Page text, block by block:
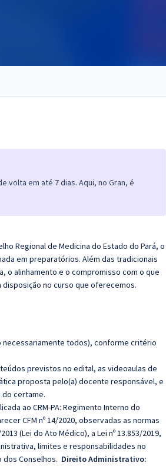
volta em até 7 dias. Aqui, no Gran, é
Regional de Medicina do Estado do Pará, o
em preparatórios. Além das tradicionais
o alinhamento e o compromisso com o que
no curso que oferecemos.
necessariamente todos), conforme critério
previstos no edital, as videoaulas de
proposta pelo(a) docente responsável, e
certame.
ao CRM-PA: Regimento Interno do
CFM nº 14/2020, observadas as normas
(Lei do Ato Médico), a Lei nº 13.853/2019,
limites e responsabilidades no
Conselhos. Direito Administrativo: